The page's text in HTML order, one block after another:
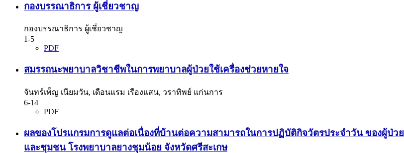
กองบรรณาธิการ ผู้เชี่ยวชาญ
กองบรรณาธิการ ผู้เชี่ยวชาญ
1-5
PDF
สมรรถนะพยาบาลวิชาชีพในการพยาบาลผู้ป่วยใช้เครื่องช่วยหายใจ
จันทร์เพ็ญ เนียมวัน, เดือนแรม เรืองแสน, วราทิพย์ แก่นการ
6-14
PDF
ผลของโปรแกรมการดูแลต่อเนื่องที่บ้านต่อความสามารถในการปฏิบัติกิจวัตรประจำวัน ของผู้ป่
และชุมชน โรงพยาบาลยางชุมน้อย จังหวัดศรีสะเกษ